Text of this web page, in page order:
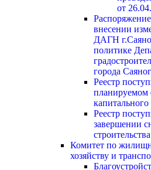
от
внесении
ДАГН
политике
города
Реестр
планируемом
капитального
Реестр
завершении
строительства
Комитет по
хозяйству и